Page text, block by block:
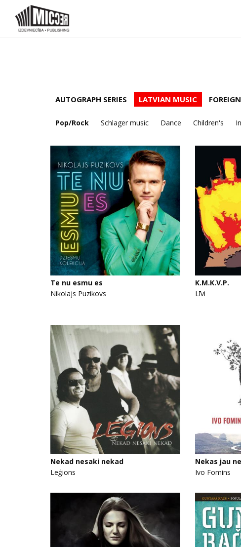
AUTOGRAPH SERIES LATVIAN MUSIC
Pop/Rock Schlager music Dance Children's
Te nu esmu es
Nikolajs Puzikovs
K.M.K.V.P.
Līvi
Nekad nesaki nekad
Leģions
Nekas jau
Ivo Fomins